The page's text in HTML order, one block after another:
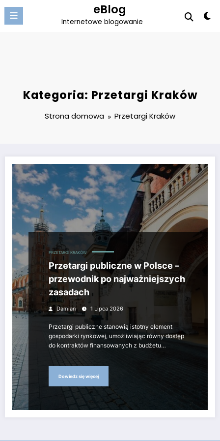
treści
eBlog
Internetowe blogowanie
Kategoria: Przetargi Kraków
Strona domowa Przetargi Kraków
PRZETARGI KRAKÓW
Przetargi publiczne w Polsce –
przewodnik po najważniejszych
zasadach
Damian 1 Lipca 2026
Przetargi publiczne stanowią istotny element
gospodarki rynkowej, umożliwiając równy dostęp
do kontraktów finansowanych z budżetu…
Dowiedz się więcej